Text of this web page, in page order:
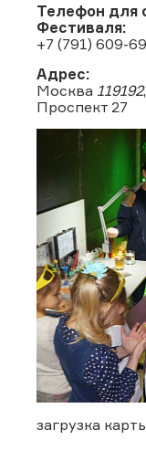
Телефон для
Фестиваля:
+7 (791) 609-
Адрес:
Москва 119192
Проспект 27
загрузка